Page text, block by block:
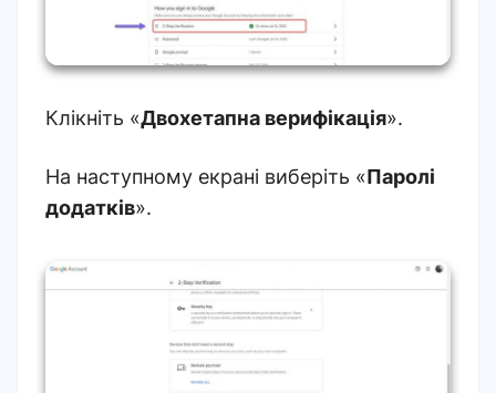
Клікніть «Двохетапна верифікація».
На наступному екрані виберіть «Паролі
додатків».